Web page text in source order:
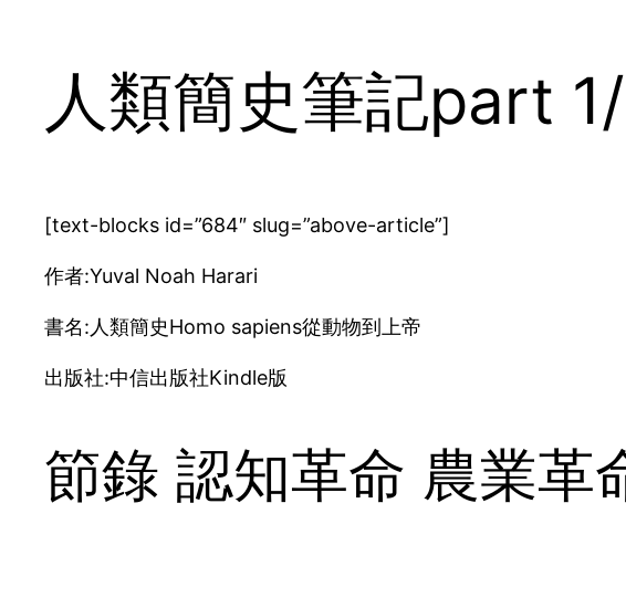
人類簡史筆記part
[text-blocks id=”684″ slug=”above-article”]
作者:Yuval Noah Harari
書名:人類簡史Homo sapiens從動物到上帝
出版社:中信出版社Kindle版
節錄 認知革命 農業革